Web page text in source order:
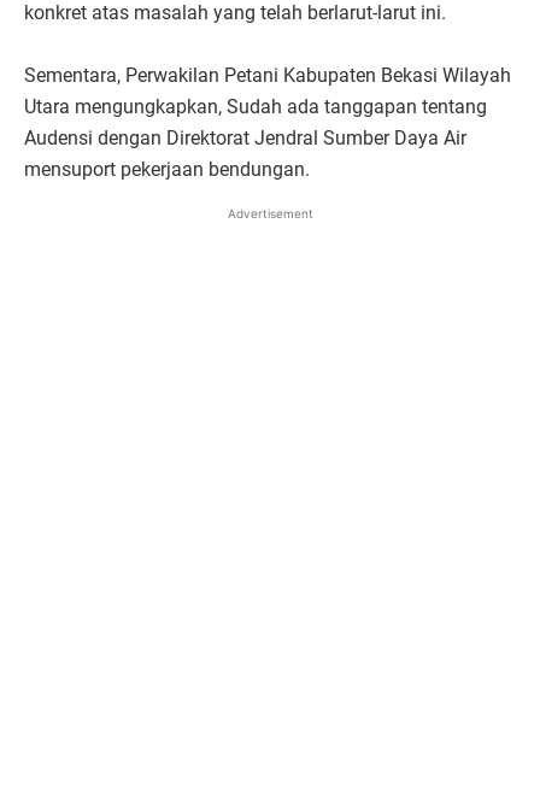
konkret atas masalah yang telah berlarut-larut ini.
Sementara, Perwakilan Petani Kabupaten Bekasi Wilayah
Utara mengungkapkan, Sudah ada tanggapan tentang
Audensi dengan Direktorat Jendral Sumber Daya Air
mensuport pekerjaan bendungan.
Advertisement